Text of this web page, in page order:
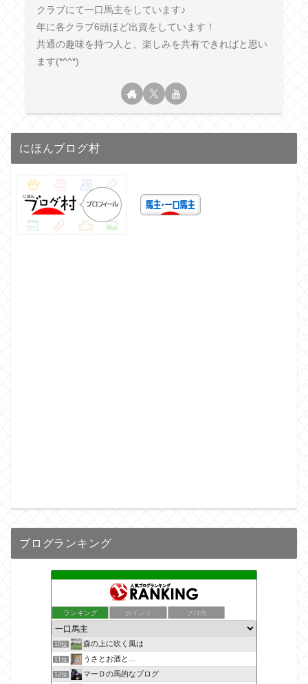
クラブにて一口馬主をしています♪
年に各クラブ6頭ほど出資をしています！
共通の趣味を持つ人と、楽しみを共有できればと思い
ます(*^^*)
にほんブログ村
ブログランキング
ランキング ポイント ブロ画
10位 森の上に吹く風は
11位 うさとお酒と…
12位 マーＤの馬的なブログ